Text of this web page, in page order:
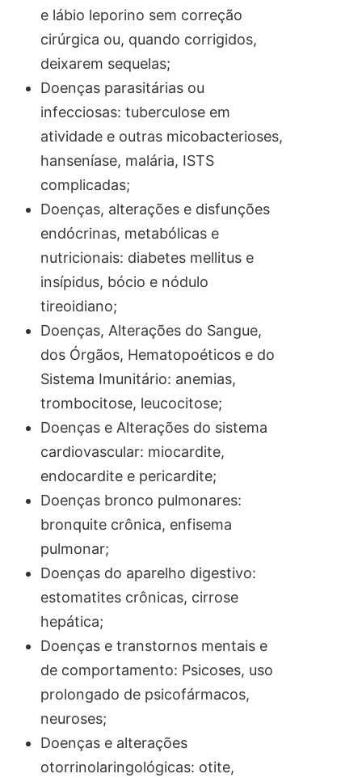
e lábio leporino sem correção
cirúrgica ou, quando corrigidos,
deixarem sequelas;
Doenças parasitárias ou
infecciosas: tuberculose em
atividade e outras micobacterioses,
hanseníase, malária, ISTS
complicadas;
Doenças, alterações e disfunções
endócrinas, metabólicas e
nutricionais: diabetes mellitus e
insípidus, bócio e nódulo
tireoidiano;
Doenças, Alterações do Sangue,
dos Órgãos, Hematopoéticos e do
Sistema Imunitário: anemias,
trombocitose, leucocitose;
Doenças e Alterações do sistema
cardiovascular: miocardite,
endocardite e pericardite;
Doenças bronco pulmonares:
bronquite crônica, enfisema
pulmonar;
Doenças do aparelho digestivo:
estomatites crônicas, cirrose
hepática;
Doenças e transtornos mentais e
de comportamento: Psicoses, uso
prolongado de psicofármacos,
neuroses;
Doenças e alterações
otorrinolaringológicas: otite,